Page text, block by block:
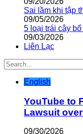
Sai lầm khi tập
09/05/2026
5 loại trái cây
09/03/2026
Liên Lạc
English
YouTube to
Lawsuit
09/30/2026